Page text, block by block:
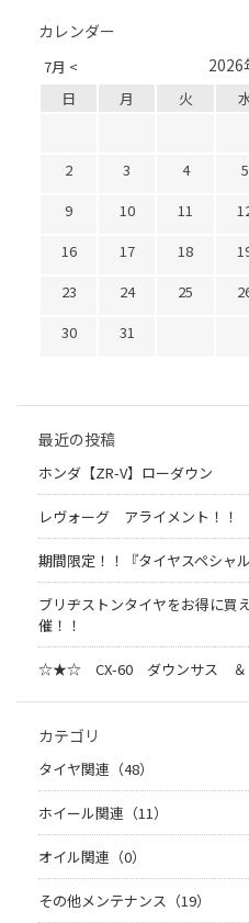
カレンダー
7月 < 2026
日 月 火
2
3 4 5
9
10 11
16
17 18
23
24 25
30
31
最近の投稿
ホンダ【ZR-V】ローダウン
レヴォーグ アライメント！！
期間限定！！『タイヤスペシャ
ブリヂストンタイヤをお得に買
催！！
☆★☆ CX-60 ダウンサス
カテゴリ
タイヤ関連（48）
ホイール関連（11）
オイル関連（0）
その他メンテナンス（19）